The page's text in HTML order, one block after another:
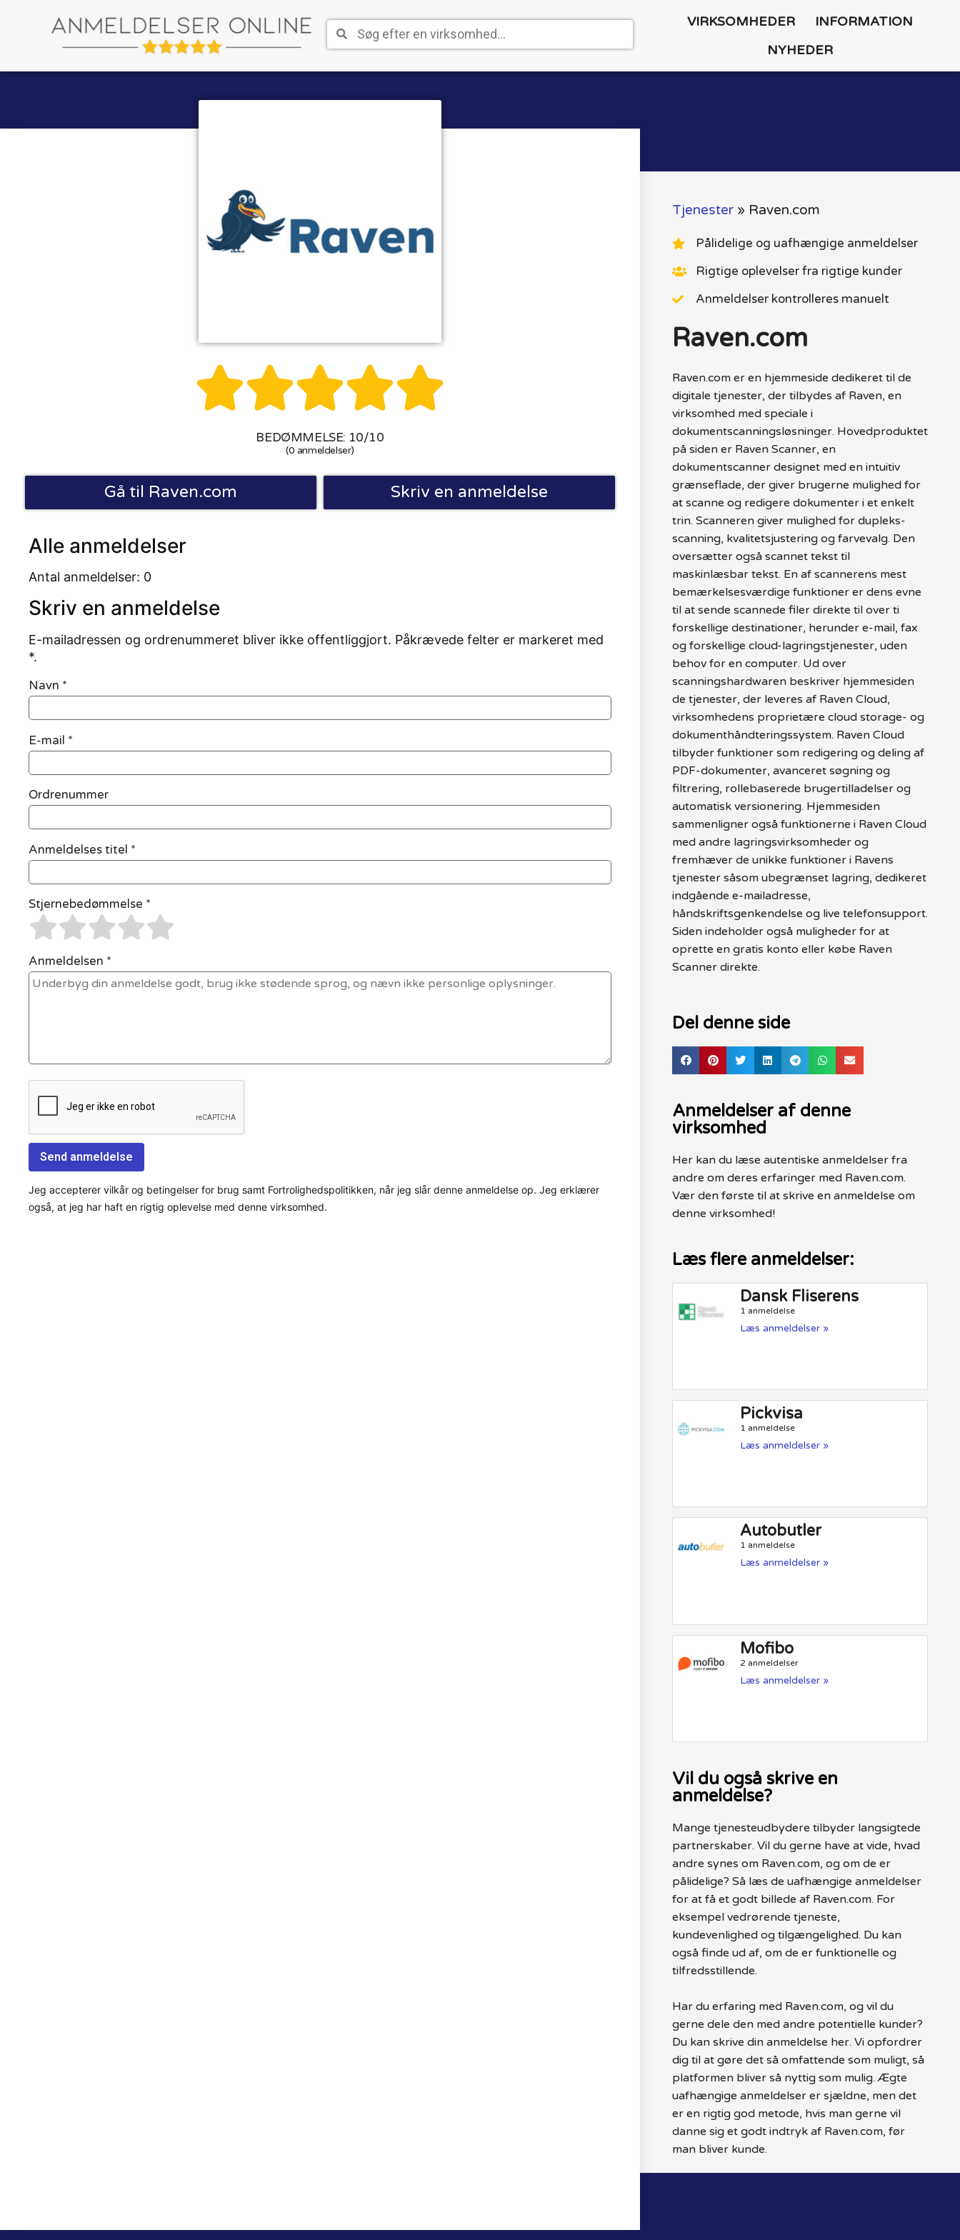
VIRKSOMHEDER
INFORMATION
NYHEDER

BEDØMMELSE: 10/10
(0 anmeldelser)
Gå til Raven.com Skriv en anmeldelse
Alle anmeldelser
Antal anmeldelser: 0
Skriv en anmeldelse
E-mailadressen og ordrenummeret bliver ikke offentliggjort. Påkrævede felter er markeret med
*.
Navn *
E-mail *
Ordrenummer
Anmeldelses titel *
Stjernebedømmelse *
Anmeldelsen *
Jeg accepterer vilkår og betingelser for brug samt Fortrolighedspolitikken, når jeg slår denne anmeldelse op. Jeg erklærer
også, at jeg har haft en rigtig oplevelse med denne virksomhed.
Tjenester» Raven.com
Pålidelige og uafhængige anmeldelser
Rigtige oplevelser fra rigtige kunder
Anmeldelser kontrolleres manuelt
Raven.com
Raven.com er en hjemmeside dedikeret til de
digitale tjenester, der tilbydes af Raven, en
virksomhed med speciale i
dokumentscanningsløsninger. Hovedproduktet
på siden er Raven Scanner, en
dokumentscanner designet med en intuitiv
grænseflade, der giver brugerne mulighed for
at scanne og redigere dokumenter i et enkelt
trin. Scanneren giver mulighed for dupleks-
scanning, kvalitetsjustering og farvevalg. Den
oversætter også scannet tekst til
maskinlæsbar tekst. En af scannerens mest
bemærkelsesværdige funktioner er dens evne
til at sende scannede filer direkte til over ti
forskellige destinationer, herunder e-mail, fax
og forskellige cloud-lagringstjenester, uden
behov for en computer. Ud over
scanningshardwaren beskriver hjemmesiden
de tjenester, der leveres af Raven Cloud,
virksomhedens proprietære cloud storage- og
dokumenthåndteringssystem. Raven Cloud
tilbyder funktioner som redigering og deling af
PDF-dokumenter, avanceret søgning og
filtrering, rollebaserede brugertilladelser og
automatisk versionering. Hjemmesiden
sammenligner også funktionerne i Raven Cloud
med andre lagringsvirksomheder og
fremhæver de unikke funktioner i Ravens
tjenester såsom ubegrænset lagring, dedikeret
indgående e-mailadresse,
håndskriftsgenkendelse og live telefonsupport.
Siden indeholder også muligheder for at
oprette en gratis konto eller købe Raven
Scanner direkte.
Del denne side
Anmeldelser af denne
virksomhed
Her kan du læse autentiske anmeldelser fra
andre om deres erfaringer med Raven.com.
Vær den første til at skrive en anmeldelse om
denne virksomhed!
Læs flere anmeldelser:
Dansk Fliserens
1 anmeldelse
Læs anmeldelser »
Pickvisa
1 anmeldelse
Læs anmeldelser »
Autobutler
1 anmeldelse
Læs anmeldelser »
Mofibo
2 anmeldelser
Læs anmeldelser »
Vil du også skrive en
anmeldelse?
Mange tjenesteudbydere tilbyder langsigtede
partnerskaber. Vil du gerne have at vide, hvad
andre synes om Raven.com, og om de er
pålidelige? Så læs de uafhængige anmeldelser
for at få et godt billede af Raven.com. For
eksempel vedrørende tjeneste,
kundevenlighed og tilgængelighed. Du kan
også finde ud af, om de er funktionelle og
tilfredsstillende.
Har du erfaring med Raven.com, og vil du
gerne dele den med andre potentielle kunder?
Du kan skrive din anmeldelse her. Vi opfordrer
dig til at gøre det så omfattende som muligt, så
platformen bliver så nyttig som mulig. Ægte
uafhængige anmeldelser er sjældne, men det
er en rigtig god metode, hvis man gerne vil
danne sig et godt indtryk af Raven.com, før
man bliver kunde.